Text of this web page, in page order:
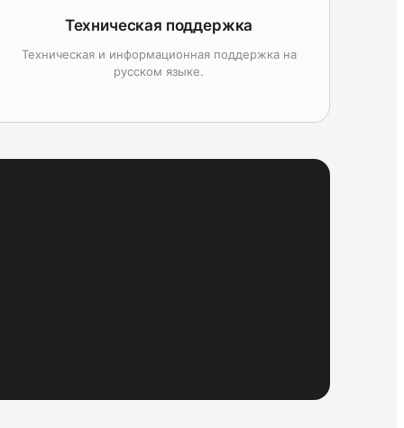
Техническая поддержка
Техническая и информационная поддержка на
русском языке.